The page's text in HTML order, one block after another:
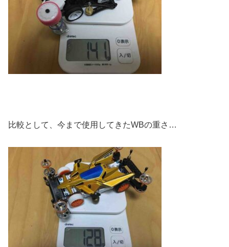
比較として、今まで使用してきたWBの重さ…